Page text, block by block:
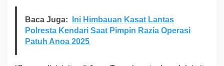
G
a
n
Baca Juga:
Ini Himbauan Kasat Lantas
Polresta Kendari Saat Pimpin Razia Operasi
Patuh Anoa 2025